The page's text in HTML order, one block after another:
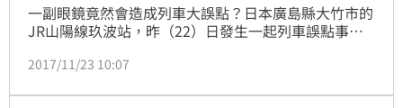
一副眼鏡竟然會造成列車大誤點？日本廣島縣大竹市的
JR山陽線玖波站，昨（22）日發生一起列車誤點事
「眼鏡掉在鐵軌上」，導致列車停駛兩小時。
2017/11/23 10:07